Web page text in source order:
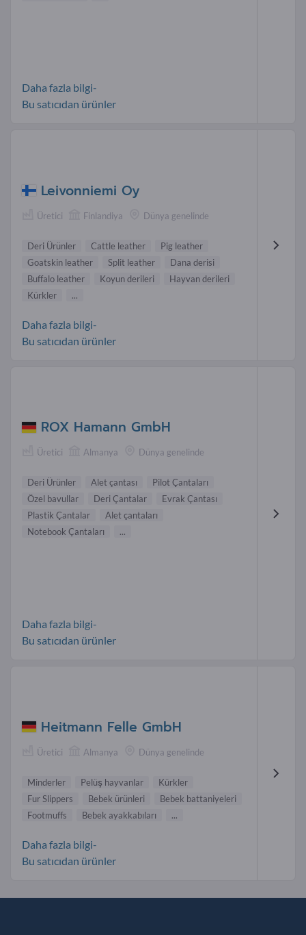
Daha fazla bilgi-
Bu satıcıdan ürünler
Leivonniemi Oy
Üretici Finlandiya Dünya genelinde
Deri Ürünler Cattle leather
Pig leather
Goatskin leather
Split leather
Dana derisi
Buffalo leather
Koyun derileri
Hayvan derileri
Kürkler
...
Daha fazla bilgi-
Bu satıcıdan ürünler
ROX Hamann GmbH
Üretici Almanya Dünya genelinde
Deri Ürünler Alet çantası
Pilot Çantaları
Özel bavullar
Deri Çantalar
Evrak Çantası
Plastik Çantalar
Alet çantaları
Notebook Çantaları
...
Daha fazla bilgi-
Bu satıcıdan ürünler
Heitmann Felle GmbH
Üretici Almanya Dünya genelinde
Minderler Pelüş hayvanlar
Kürkler
Fur Slippers
Bebek ürünleri
Bebek battaniyeleri
Footmuffs
Bebek ayakkabıları ...
Daha fazla bilgi-
Bu satıcıdan ürünler